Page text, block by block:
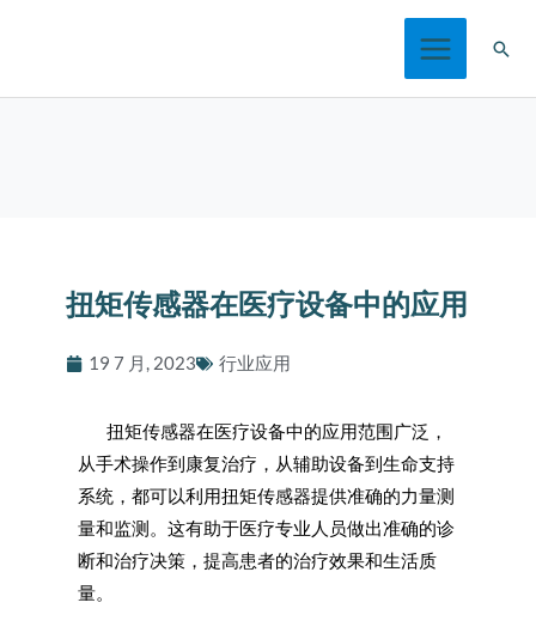
搜
扭矩传感器在医疗设备中的应用
19 7 月, 2023 行业应用
扭矩传感器在医疗设备中的应用范围广泛，
从手术操作到康复治疗，从辅助设备到生命支持
系统，都可以利用扭矩传感器提供准确的力量测
量和监测。这有助于医疗专业人员做出准确的诊
断和治疗决策，提高患者的治疗效果和生活质
量。